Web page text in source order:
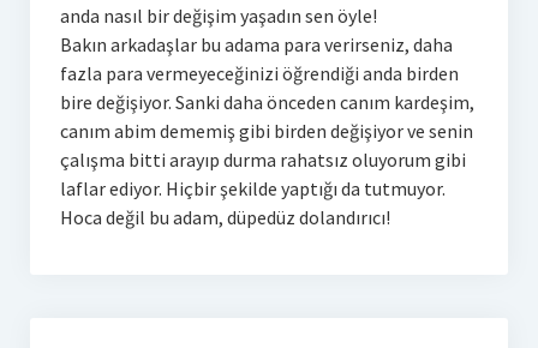
anda nasıl bir değişim yaşadın sen öyle!
Bakın arkadaşlar bu adama para verirseniz, daha
fazla para vermeyeceğinizi öğrendiği anda birden
bire değişiyor. Sanki daha önceden canım kardeşim,
canım abim dememiş gibi birden değişiyor ve senin
çalışma bitti arayıp durma rahatsız oluyorum gibi
laflar ediyor. Hiçbir şekilde yaptığı da tutmuyor.
Hoca değil bu adam, düpedüz dolandırıcı!